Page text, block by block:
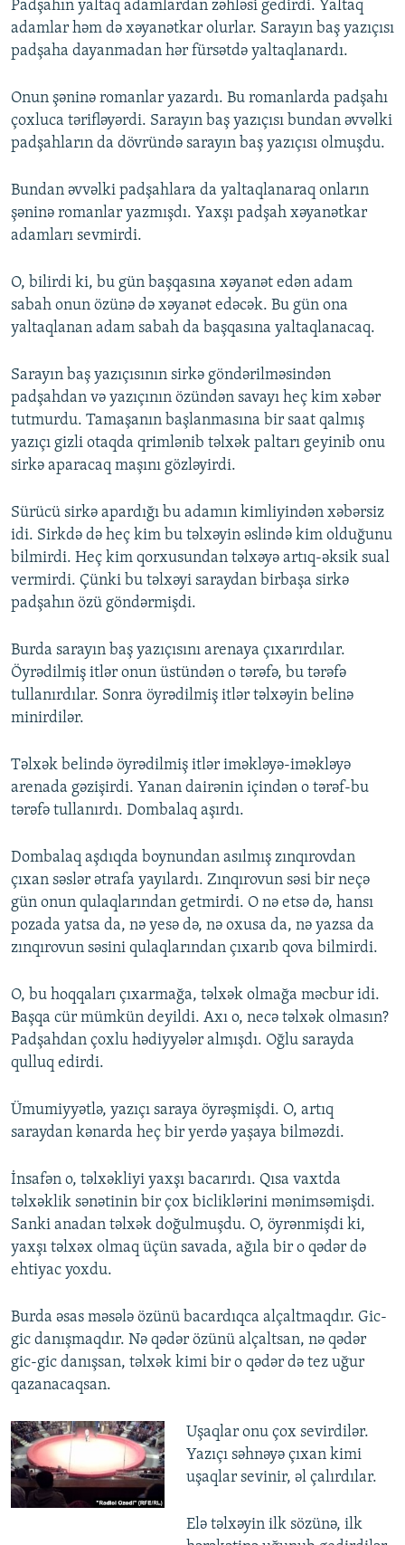
Padşahın yaltaq adamlardan zəhləsi gedirdi. Yaltaq
adamlar həm də xəyanətkar olurlar. Sarayın baş yazıçısı
padşaha dayanmadan hər fürsətdə yaltaqlanardı.
Onun şəninə romanlar yazardı. Bu romanlarda padşahı
çoxluca tərifləyərdi. Sarayın baş yazıçısı bundan əvvəlki
padşahların da dövründə sarayın baş yazıçısı olmuşdu.
Bundan əvvəlki padşahlara da yaltaqlanaraq onların
şəninə romanlar yazmışdı. Yaxşı padşah xəyanətkar
adamları sevmirdi.
O, bilirdi ki, bu gün başqasına xəyanət edən adam
sabah onun özünə də xəyanət edəcək. Bu gün ona
yaltaqlanan adam sabah da başqasına yaltaqlanacaq.
Sarayın baş yazıçısının sirkə göndərilməsindən
padşahdan və yazıçının özündən savayı heç kim xəbər
tutmurdu. Tamaşanın başlanmasına bir saat qalmış
yazıçı gizli otaqda qrimlənib təlxək paltarı geyinib onu
sirkə aparacaq maşını gözləyirdi.
Sürücü sirkə apardığı bu adamın kimliyindən xəbərsiz
idi. Sirkdə də heç kim bu təlxəyin əslində kim olduğunu
bilmirdi. Heç kim qorxusundan təlxəyə artıq-əksik sual
vermirdi. Çünki bu təlxəyi saraydan birbaşa sirkə
padşahın özü göndərmişdi.
Burda sarayın baş yazıçısını arenaya çıxarırdılar.
Öyrədilmiş itlər onun üstündən o tərəfə, bu tərəfə
tullanırdılar. Sonra öyrədilmiş itlər təlxəyin belinə
minirdilər.
Təlxək belində öyrədilmiş itlər iməkləyə-iməkləyə
arenada gəzişirdi. Yanan dairənin içindən o tərəf-bu
tərəfə tullanırdı. Dombalaq aşırdı.
Dombalaq aşdıqda boynundan asılmış zınqırovdan
çıxan səslər ətrafa yayılardı. Zınqırovun səsi bir neçə
gün onun qulaqlarından getmirdi. O nə etsə də, hansı
pozada yatsa da, nə yesə də, nə oxusa da, nə yazsa da
zınqırovun səsini qulaqlarından çıxarıb qova bilmirdi.
O, bu hoqqaları çıxarmağa, təlxək olmağa məcbur idi.
Başqa cür mümkün deyildi. Axı o, necə təlxək olmasın?
Padşahdan çoxlu hədiyyələr almışdı. Oğlu sarayda
qulluq edirdi.
Ümumiyyətlə, yazıçı saraya öyrəşmişdi. O, artıq
saraydan kənarda heç bir yerdə yaşaya bilməzdi.
İnsafən o, təlxəkliyi yaxşı bacarırdı. Qısa vaxtda
təlxəklik sənətinin bir çox bicliklərini mənimsəmişdi.
Sanki anadan təlxək doğulmuşdu. O, öyrənmişdi ki,
yaxşı təlxəx olmaq üçün savada, ağıla bir o qədər də
ehtiyac yoxdu.
Burda əsas məsələ özünü bacardıqca alçaltmaqdır. Gic-
gic danışmaqdır. Nə qədər özünü alçaltsan, nə qədər
gic-gic danışsan, təlxək kimi bir o qədər də tez uğur
qazanacaqsan.
Uşaqlar onu çox sevirdilər.
Yazıçı səhnəyə çıxan kimi
uşaqlar sevinir, əl çalırdılar.
Elə təlxəyin ilk sözünə, ilk